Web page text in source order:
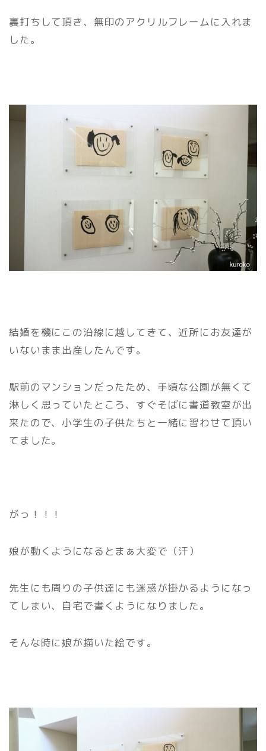
裏打ちして頂き、無印のアクリルフレームに入れま
した。
結婚を機にこの沿線に越してきて、近所にお友達が
いないまま出産したんです。
駅前のマンションだったため、手頃な公園が無くて
淋しく思っていたところ、すぐそばに書道教室が出
来たので、小学生の子供たちと一緒に習わせて頂い
てました。
がっ！！！
娘が動くようになるとまぁ大変で（汗）
先生にも周りの子供達にも迷惑が掛かるようになっ
てしまい、自宅で書くようになりました。
そんな時に娘が描いた絵です。